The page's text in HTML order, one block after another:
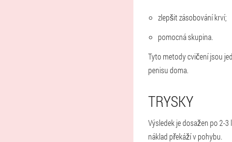
zlepšit zásobování krví;
pomocná skupina.
Tyto metody cvičení jsou
penisu doma.
TRYSKY
Výsledek je dosažen po 2-
náklad překáží v pohybu.